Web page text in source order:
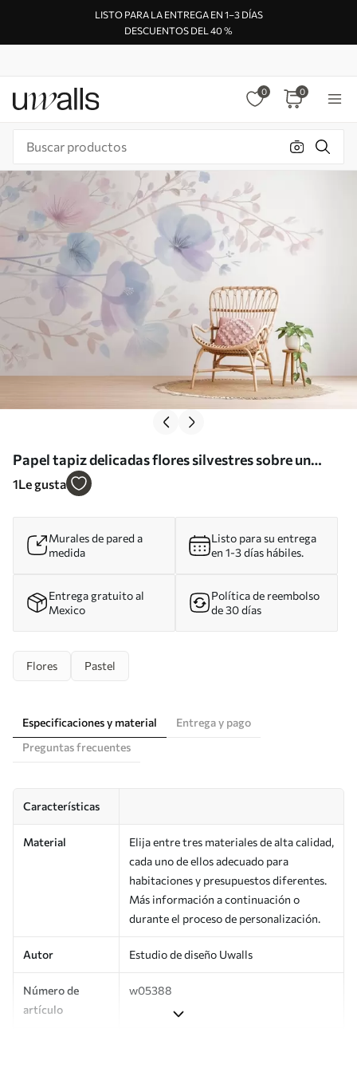
LISTO PARA LA ENTREGA EN 1–3 DÍAS
DESCUENTOS DEL 40 %
0 0
Papel tapiz delicadas flores silvestres sobre un
fondo blanco Nr. w05388
1Le gusta
Murales de pared a
medida
Listo para su entrega
en 1-3 días hábiles.
Entrega gratuito al
Mexico
Política de reembolso
de 30 días
Flores Pastel
Especificaciones y material
Entrega y pago
Preguntas frecuentes
Características
Material
Elija entre tres materiales de alta calidad,
cada uno de ellos adecuado para
habitaciones y presupuestos diferentes.
Más información a continuación o
durante el proceso de personalización.
Autor Estudio de diseño Uwalls
Número de
artículo
w05388